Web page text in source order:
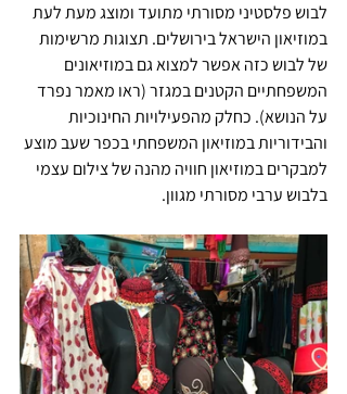
לבוש פלסטיני מסורתי מתועד ומוצג מעת לעת
במוזיאון הישראל בירושלים. תצוגות מרשימות
של לבוש כזה אפשר למצוא גם במוזיאונים
המשפחתיים הקטנים במגזר (ראו מאמר נפרד
על הנושא). כחלק מהפעילויות החינוכיות
והבידוריות במוזיאון המשפחתי בכפר שעב מוצע
למבקרים במוזיאון חוויה מהנה של צילום עצמי
בלבוש ערבי מסורתי מגוון.